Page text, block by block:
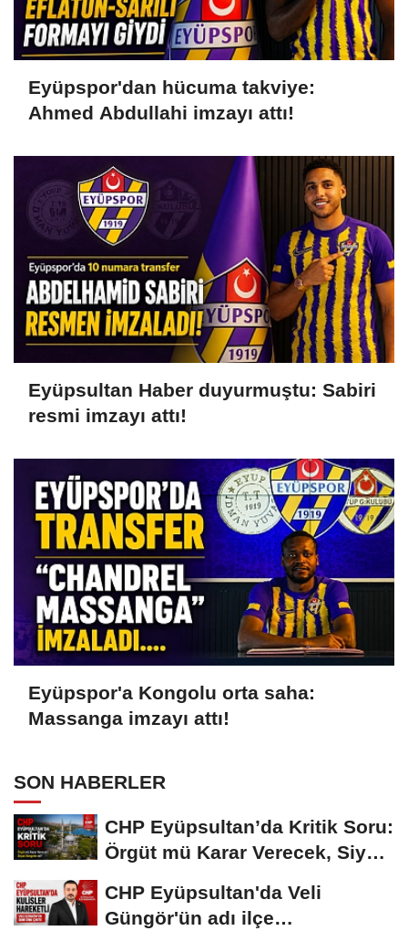
Eyüpspor'dan hücuma takviye:
Ahmed Abdullahi imzayı attı!
Eyüpsultan Haber duyurmuştu: Sabiri
resmi imzayı attı!
Eyüpspor'a Kongolu orta saha:
Massanga imzayı attı!
SON HABERLER
CHP Eyüpsultan’da Kritik Soru:
Örgüt mü Karar Verecek, Siyasi
CHP Eyüpsultan'da Veli
Güngör'ün adı ilçe